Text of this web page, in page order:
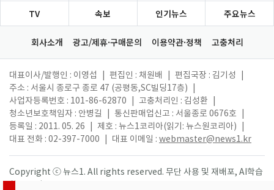
TV 속보 인기뉴스 주요뉴스
회사소개 광고/제휴·구매문의 이용약관·정책 고충처리
대표이사/발행인 : 이영섭 편집인 : 채원배 편집국장 : 김기성
주소 : 서울시 종로구 종로 47 (공평동,SC빌딩17층)
사업자등록번호 : 101-86-62870
고충처리인 : 김성환
청소년보호책임자 : 안병길
통신판매업신고 : 서울종로 0676호
등록일 : 2011. 05. 26
제호 : 뉴스1코리아(읽기: 뉴스원코리아)
대표 전화 : 02-397-7000
대표 이메일 : webmaster@news1.kr
Copyright ⓒ 뉴스1. All rights reserved. 무단 사용 및 재배포, AI학습
활용 금지.